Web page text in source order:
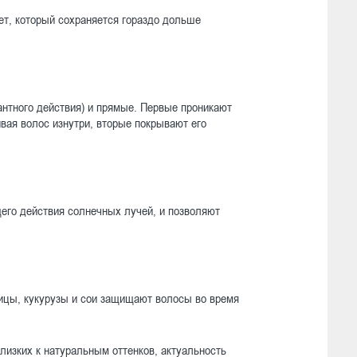
который сохраняется гораздо дольше
действия) и прямые. Первые проникают
волос изнутри, вторые покрывают его
действия солнечных лучей, и позволяют
кукурузы и сои защищают волосы во время
к натуральным оттенков, актуальность